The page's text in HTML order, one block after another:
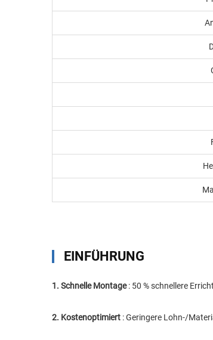
EINFÜHRUNG
1. Schnelle Montage: 50 % schnellere
2. Kostenoptimiert : Geringere Lohn-/